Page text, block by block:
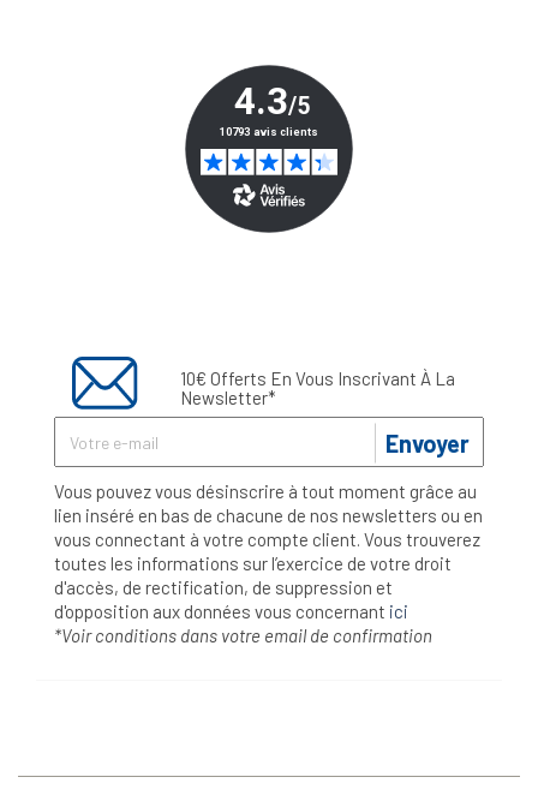
10€ Offerts En Vous Inscrivant À La
Newsletter*
Envoyer
Vous pouvez vous désinscrire à tout moment grâce au
lien inséré en bas de chacune de nos newsletters ou en
vous connectant à votre compte client. Vous trouverez
toutes les informations sur l’exercice de votre droit
d'accès, de rectification, de suppression et
d'opposition aux données vous concernant ici
*Voir conditions dans votre email de confirmation